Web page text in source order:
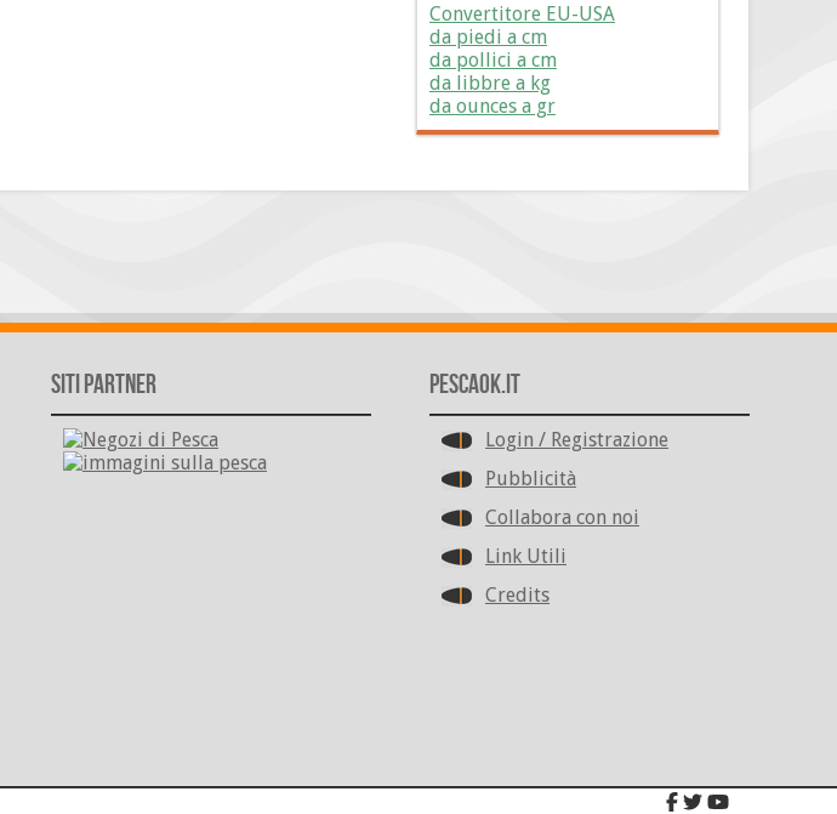
Convertitore EU-USA
da piedi a cm
da pollici a cm
da libbre a kg
da ounces a gr
Siti Partner PescaOk.it
Login / Registrazione
Pubblicità
Collabora con noi
Link Utili
Credits